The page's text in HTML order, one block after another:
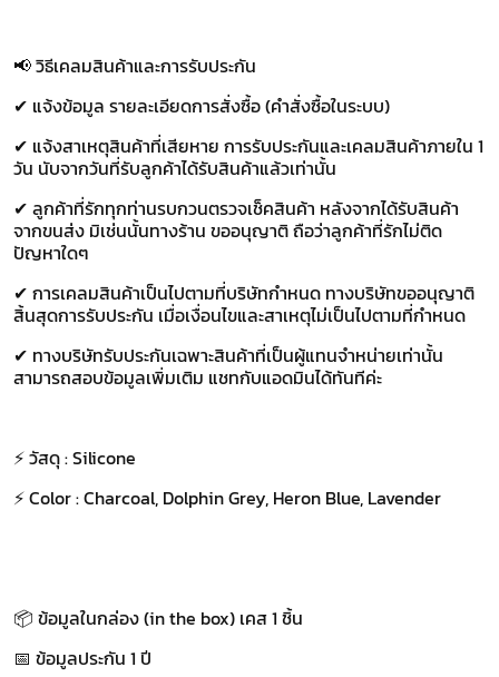
📢 วิธีเคลมสินค้าและการรับประกัน
✔ แจ้งข้อมูล รายละเอียดการสั่งซื้อ (คำสั่งซื้อในระบบ)
✔ แจ้งสาเหตุสินค้าที่เสียหาย การรับประกันและเคลมสินค้าภายใน 1
วัน นับจากวันที่รับลูกค้าได้รับสินค้าแล้วเท่านั้น
✔ ลูกค้าที่รักทุกท่านรบกวนตรวจเช็คสินค้า หลังจากได้รับสินค้า
จากขนส่ง มิเช่นนั้นทางร้าน ขออนุญาติ ถือว่าลูกค้าที่รักไม่ติด
ปัญหาใดๆ
✔ การเคลมสินค้าเป็นไปตามที่บริษัทกำหนด ทางบริษัทขออนุญาติ
สิ้นสุดการรับประกัน เมื่อเงื่อนไขและสาเหตุไม่เป็นไปตามที่กำหนด
✔ ทางบริษัทรับประกันเฉพาะสินค้าที่เป็นผู้แทนจำหน่ายเท่านั้น
สามารถสอบข้อมูลเพิ่มเติม แชทกับแอดมินได้ทันทีค่ะ
⚡ วัสดุ : Silicone
⚡ Color : Charcoal, Dolphin Grey, Heron Blue, Lavender
📦 ข้อมูลในกล่อง (in the box) เคส 1 ชิ้น
📅 ข้อมูลประกัน 1 ปี